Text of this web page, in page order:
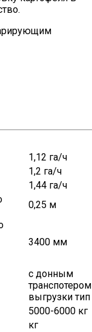
1,12 га/ч
1,2 га/ч
1,44 га/ч
0,25 м
3400 мм
с донным
транспотером
выгрузки тип
5000-6000 кг
кг